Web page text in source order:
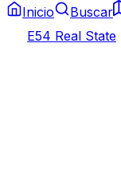
Inicio
Buscar
E54 Real State